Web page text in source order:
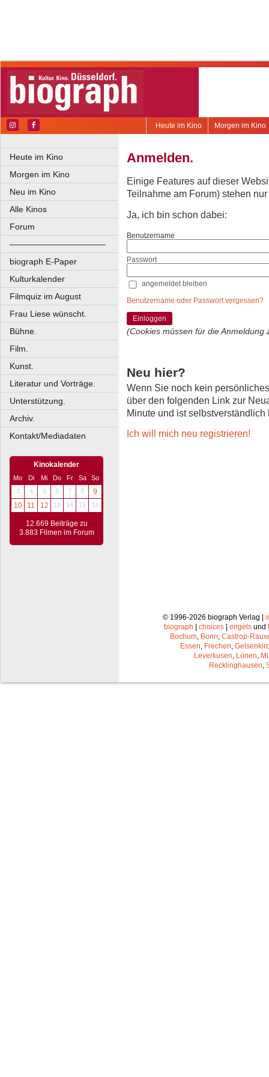
Morgen im Kino
Heute im Kino
Heute im Kino
Morgen im Kino
Neu im Kino
Alle Kinos
Forum
––––––––––––––––––––
biograph E-Paper
Kulturkalender
Filmquiz im August
Frau Liese wünscht.
Bühne.
Film.
Kunst.
Literatur und Vorträge.
Unterstützung.
Archiv.
Kontakt/Mediadaten
Kinokalender
Mo Di Mi Do Fr Sa
So
3
4 5 6 7 8
9
10
11 12 13 14 15 16
12.669 Beiträge zu
3.883 Filmen im Forum
Anmelden.
Einige Features auf dieser
Teilnahme am Forum) stehen
Ja, ich bin schon dabei:
Benutzername
Passwort
angemeldet bleiben
Benutzername oder Passwort vergessen?
Einloggen
(Cookies müssen für die Anmeldung
Neu hier?
Wenn Sie noch kein
über den folgenden Link zur
Minute und ist selbstverständlich
Ich will mich neu registrieren!
© 1996-2026 biograph Verlag |
biograph
choices engels und
Bochum, Bonn, Castrop-
Essen, Frechen,
Leverkusen, Lünen,
Recklinghausen,